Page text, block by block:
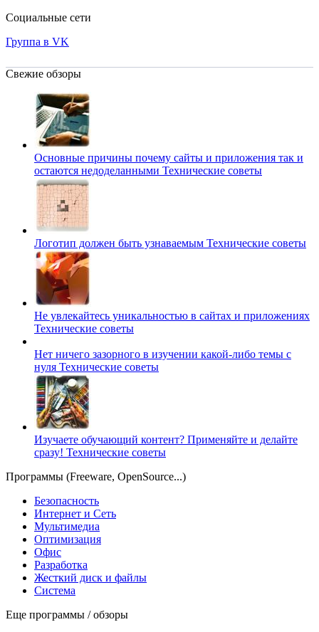
Социальные сети
Группа в VK
Свежие обзоры
Основные причины почему сайты и приложения так и
остаются недоделанными Технические советы
Логотип должен быть узнаваемым Технические советы
Не увлекайтесь уникальностью в сайтах и приложениях
Технические советы
Нет ничего зазорного в изучении какой-либо темы с
нуля Технические советы
Изучаете обучающий контент? Применяйте и делайте
сразу! Технические советы
Программы (Freeware, OpenSource...)
Безопасность
Интернет и Сеть
Мультимедиа
Оптимизация
Офис
Разработка
Жесткий диск и файлы
Система
Еще программы / обзоры